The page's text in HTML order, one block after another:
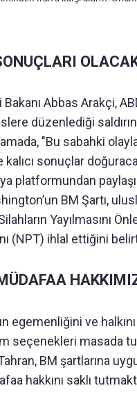
Bakanı Abbas Arakçi,
düzenlediği
"Bu sabahki
sonuçlar
platformundan
BM Şartı,
Yayılmasını
(NPT) ihlal ettiğini
egemenliğini ve
seçenekleri masada
BM şartlarına
hakkını saklı